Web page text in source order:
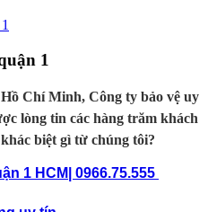
1
Chí Minh, Công ty bảo vệ uy
lòng tin các hàng trăm khách
biệt gì từ chúng tôi?
1 HCM| 0966.75.555